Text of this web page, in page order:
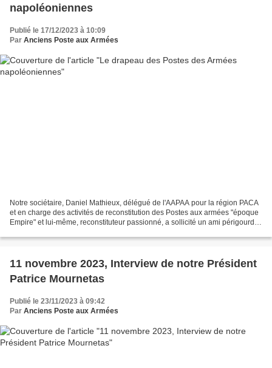
napoléoniennes
Publié le 17/12/2023 à 10:09
Par Anciens Poste aux Armées
Notre sociétaire, Daniel Mathieux, délégué de l'AAPAA pour la région PACA
et en charge des activités de reconstitution des Postes aux armées "époque
Empire" et lui-même, reconstituteur passionné, a sollicité un ami périgourdin
11 novembre 2023, Interview de notre Président
Patrice Mournetas
Publié le 23/11/2023 à 09:42
Par Anciens Poste aux Armées